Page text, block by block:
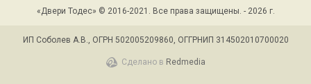
«Двери Тодес» © 2016-2021. Все права защищены. - 2026 г.
ИП Соболев А.В., ОГРН 502005209860, ОГГРНИП 314502010700020
Сделано в Redmedia